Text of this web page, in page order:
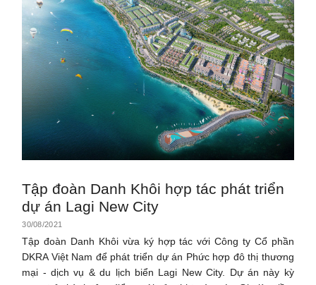
Tập đoàn Danh Khôi hợp tác phát triển
dự án Lagi New City
30/08/2021
Tập đoàn Danh Khôi vừa ký hợp tác với Công ty Cổ phần
DKRA Việt Nam để phát triển dự án Phức hợp đô thị thương
mại - dịch vụ & du lịch biển Lagi New City. Dự án này kỳ